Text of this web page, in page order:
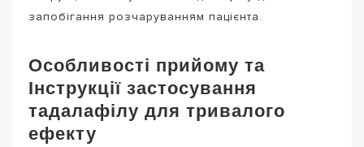
запобігання розчаруванням пацієнта.
Особливості прийому та
Інструкції застосування
тадалафілу для тривалого
ефекту